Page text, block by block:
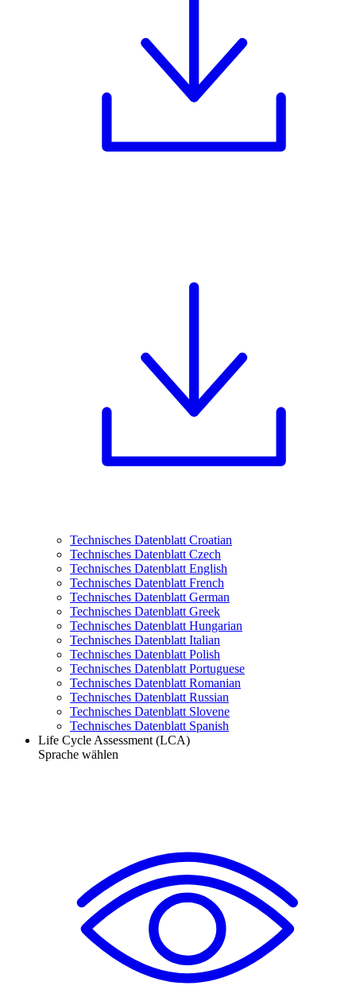
Technisches Datenblatt Croatian
Technisches Datenblatt Czech
Technisches Datenblatt English
Technisches Datenblatt French
Technisches Datenblatt German
Technisches Datenblatt Greek
Technisches Datenblatt Hungarian
Technisches Datenblatt Italian
Technisches Datenblatt Polish
Technisches Datenblatt Portuguese
Technisches Datenblatt Romanian
Technisches Datenblatt Russian
Technisches Datenblatt Slovene
Technisches Datenblatt Spanish
Life Cycle Assessment (LCA)
Sprache wählen